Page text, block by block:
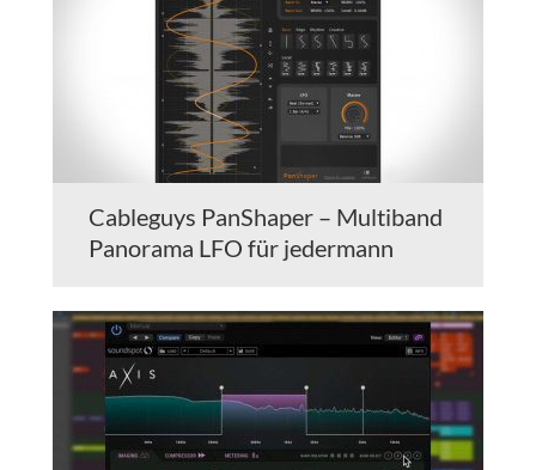
Cableguys PanShaper – Multiband
Panorama LFO für jedermann